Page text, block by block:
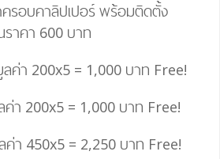
รอบคาลิปเปอร์ พร้อมติดตั้ง
าคา 600 บาท
ลค่า 200x5 = 1,000 บาท Free!
ค่า 200x5 = 1,000 บาท Free!
ค่า 450x5 = 2,250 บาท Free!